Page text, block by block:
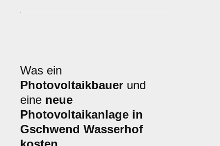
Was ein
Photovoltaikbauer und
eine neue
Photovoltaikanlage in
Gschwend Wasserhof